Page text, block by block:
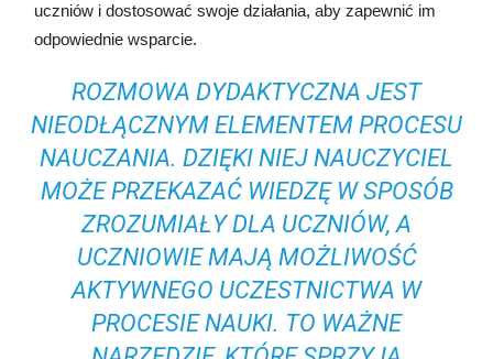
uczniów i dostosować swoje działania, aby zapewnić im
odpowiednie wsparcie.
ROZMOWA DYDAKTYCZNA JEST
NIEODŁĄCZNYM ELEMENTEM PROCESU
NAUCZANIA. DZIĘKI NIEJ NAUCZYCIEL
MOŻE PRZEKAZAĆ WIEDZĘ W SPOSÓB
ZROZUMIAŁY DLA UCZNIÓW, A
UCZNIOWIE MAJĄ MOŻLIWOŚĆ
AKTYWNEGO UCZESTNICTWA W
PROCESIE NAUKI. TO WAŻNE